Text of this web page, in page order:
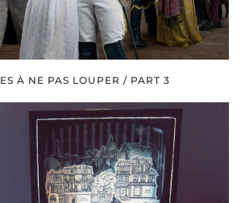
À NE PAS LOUPER / PART 3